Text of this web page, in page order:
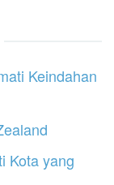
Keindahan
Kota yang